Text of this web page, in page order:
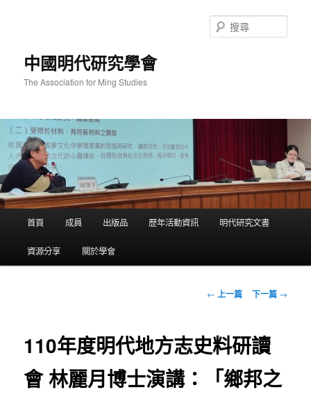
中國明代研究學會
The Association for Ming Studies
尋
首頁 成員 出版品 歷年活動資訊 明代研究文書
資源分享 關於學會
文
覽
← 上一篇 下一篇 →
110年度明代地方志史料研讀
會 林麗月博士演講：「鄉邦之